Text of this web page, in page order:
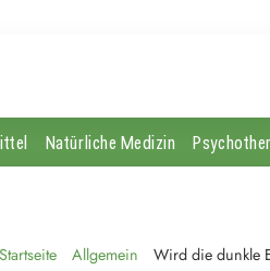
Natürliche Medizin
Startseite Allgemein Wird die dunkle